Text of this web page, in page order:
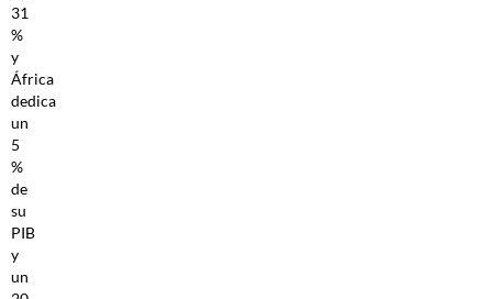
31
%
y
África
dedica
un
5
%
de
su
PIB
y
un